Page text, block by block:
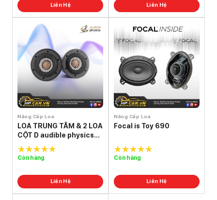
Liên Hệ Liên Hệ
Nâng Cấp Loa
LOA TRUNG TÂM & 2 LOA
CỘT D audible physics
ram 2
5.0out of
Còn hàng
Liên Hệ
Nâng Cấp Loa
Focal is Toy 690
5.0out of
Còn hàng
Liên Hệ